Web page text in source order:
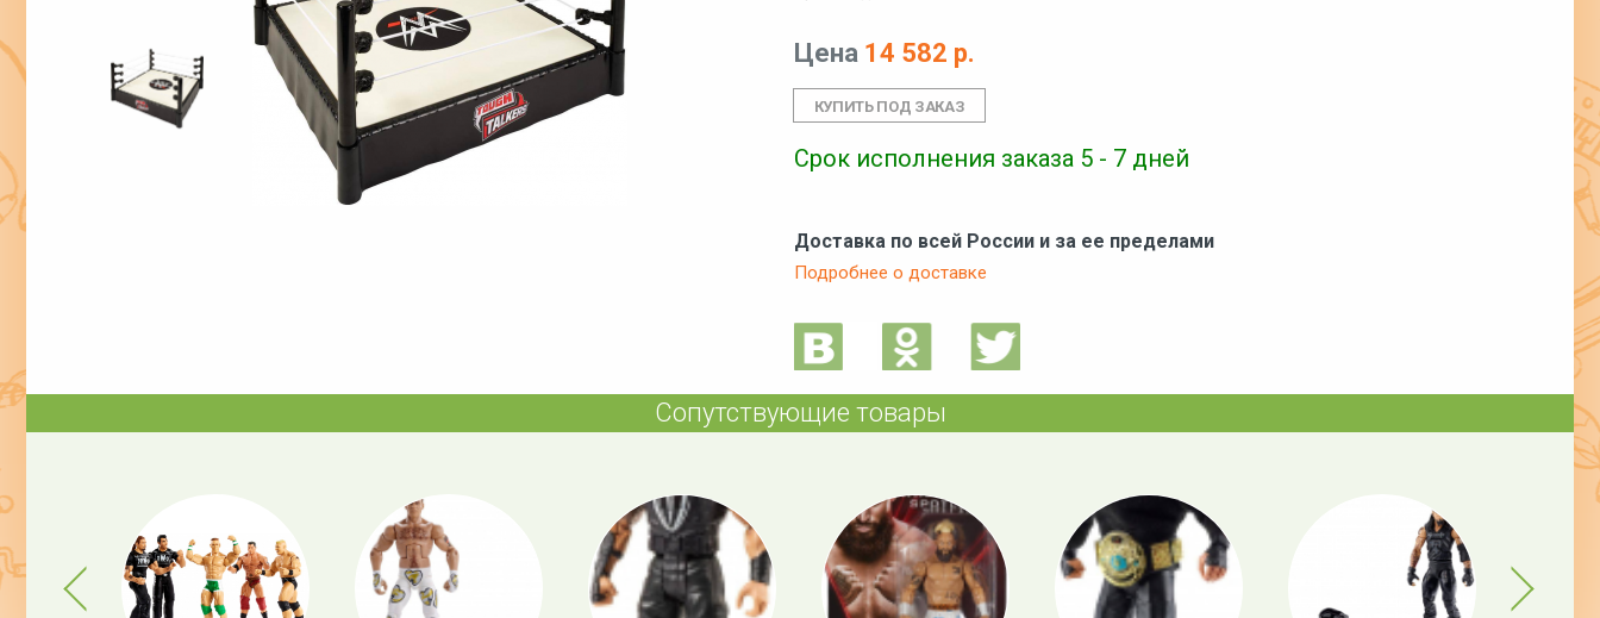
Цена 14 582 р.
Срок исполнения заказа 5 - 7 дней
Доставка по всей России и за ее пределами
Подробнее о доставке
Сопутствующие товары
Previous Next